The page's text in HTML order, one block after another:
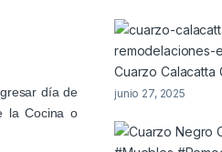
día de
la Cocina o
Cuarzo Calacatta
junio 27, 2025